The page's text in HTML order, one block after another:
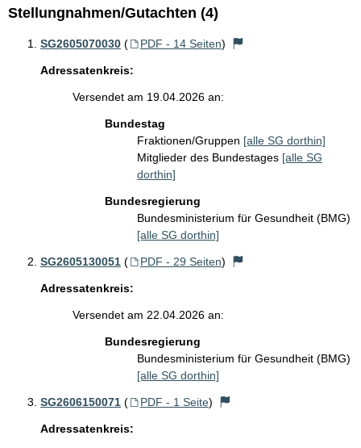
Stellungnahmen/Gutachten (4)
SG2605070030 ( PDF - 14 Seiten)
Adressatenkreis:
Versendet am 19.04.2026 an:
Bundestag
Fraktionen/Gruppen [alle SG dorthin]
Mitglieder des Bundestages [alle SG
dorthin]
Bundesregierung
Bundesministerium für Gesundheit (BMG)
[alle SG dorthin]
SG2605130051 ( PDF - 29 Seiten)
Adressatenkreis:
Versendet am 22.04.2026 an:
Bundesregierung
Bundesministerium für Gesundheit (BMG)
[alle SG dorthin]
SG2606150071 ( PDF - 1 Seite)
Adressatenkreis: